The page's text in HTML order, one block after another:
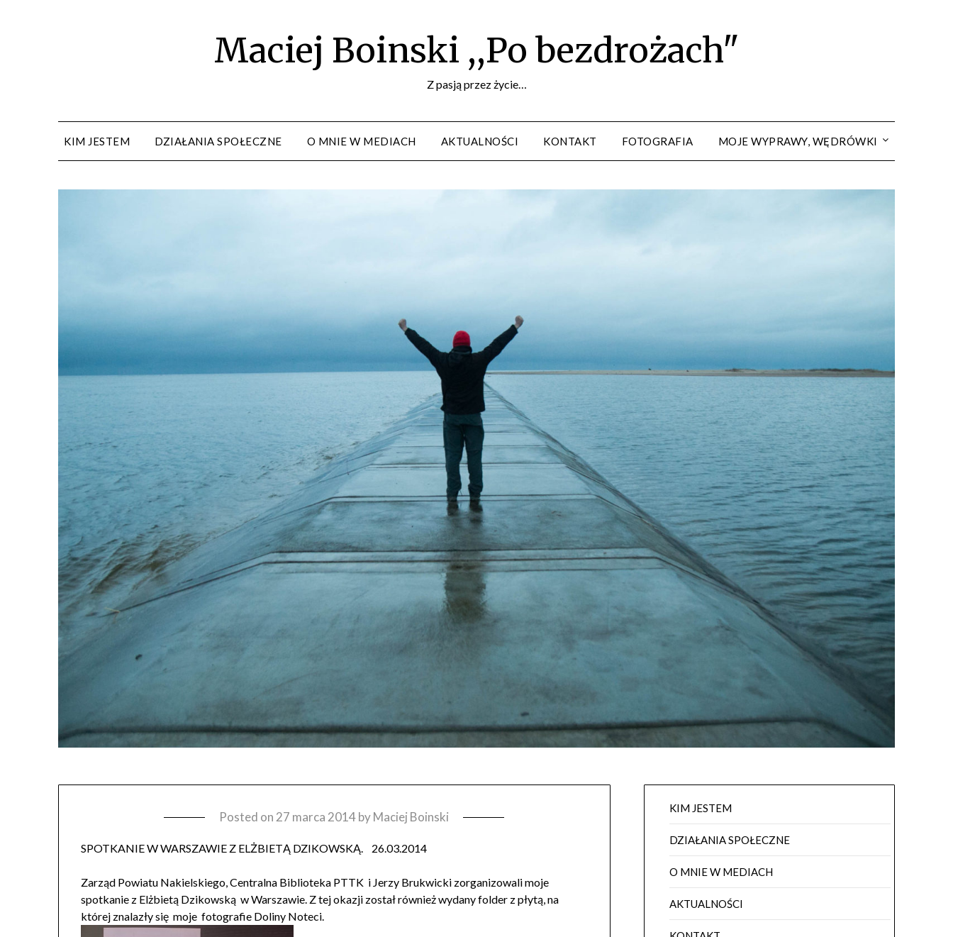
Maciej Boinski ,,Po bezdrożach"
Z pasją przez życie…
KIM JESTEM DZIAŁANIA SPOŁECZNE O MNIE W MEDIACH AKTUALNOŚCI KONTAKT FOTOGRAFIA MOJE WYPRAWY, WĘDRÓWKI
Posted on 27 marca 2014byMaciej Boinski
SPOTKANIE W WARSZAWIE Z ELŻBIETĄ DZIKOWSKĄ. 26.03.2014
Zarząd Powiatu Nakielskiego, Centralna Biblioteka PTTK i Jerzy Brukwicki zorganizowali moje
spotkanie z Elżbietą Dzikowską w Warszawie. Z tej okazji został również wydany folder z płytą, na
której znalazły się moje fotografie Doliny Noteci.
KIM JESTEM
DZIAŁANIA SPOŁECZNE
O MNIE W MEDIACH
AKTUALNOŚCI